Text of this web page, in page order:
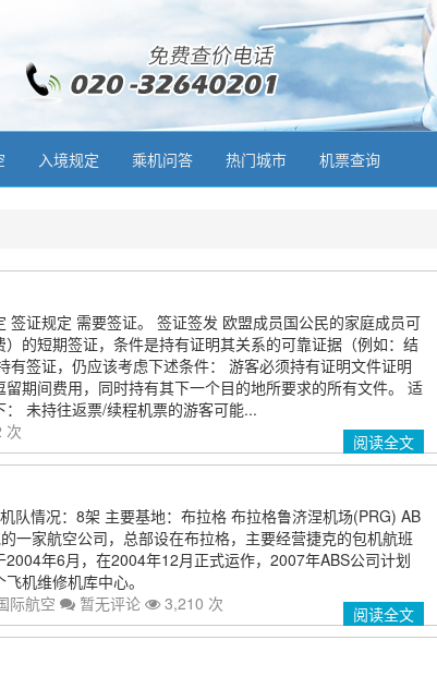
入境规定 乘机问答 热门城市 机票查询
签证规定 需要签证。 签证签发 欧盟成员国公民的家庭成员可
）的短期签证，条件是持有证明其关系的可靠证据（例如：结
有签证，仍应该考虑下述条件： 游客必须持有证明文件证明
期间费用，同时持有其下一个目的地所要求的所有文件。 适
未持往返票/续程机票的游客可能...
次 阅读全文
队情况：8架 主要基地：布拉格 布拉格鲁济涅机场(PRG) AB
一家航空公司，总部设在布拉格，主要经营捷克的包机航班
2004年6月，在2004年12月正式运作，2007年ABS公司计划
机维修机库中心。
际航空 暂无评论 3,210 次 阅读全文